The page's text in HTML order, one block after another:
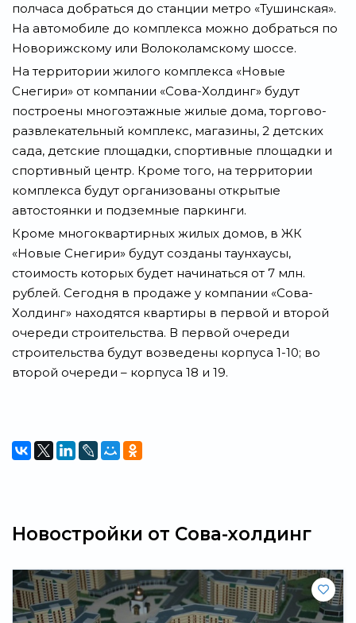
полчаса добраться до станции метро «Тушинская».
На автомобиле до комплекса можно добраться по
Новорижскому или Волоколамскому шоссе.
На территории жилого комплекса «Новые
Снегири» от компании «Сова-Холдинг» будут
построены многоэтажные жилые дома, торгово-
развлекательный комплекс, магазины, 2 детских
сада, детские площадки, спортивные площадки и
спортивный центр. Кроме того, на территории
комплекса будут организованы открытые
автостоянки и подземные паркинги.
Кроме многоквартирных жилых домов, в ЖК
«Новые Снегири» будут созданы таунхаусы,
стоимость которых будет начинаться от 7 млн.
рублей. Сегодня в продаже у компании «Сова-
Холдинг» находятся квартиры в первой и второй
очереди строительства. В первой очереди
строительства будут возведены корпуса 1-10; во
второй очереди – корпуса 18 и 19.
Новостройки от Сова-холдинг